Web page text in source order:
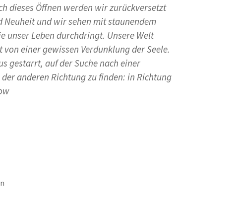
dieses Öffnen werden wir zurückversetzt
und wir sehen mit staunendem
unser Leben durchdringt. Unsere Welt
einer gewissen Verdunklung der Seele.
gestarrt, auf der Suche nach einer
anderen Richtung zu finden: in Richtung